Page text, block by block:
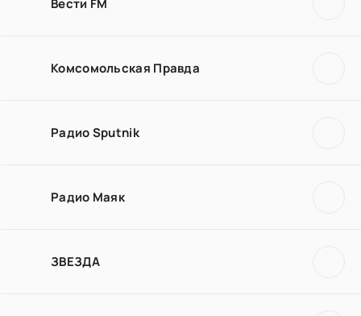
Комсомольская Правда
Радио Sputnik
Радио Маяк
ЗВЕЗДА